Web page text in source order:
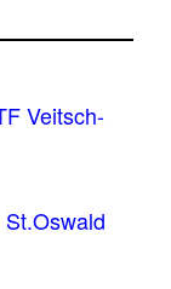
Veitsch-